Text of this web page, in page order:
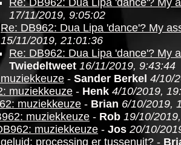
Re: DB962: Dua Lipa 'dance'? My
17/11/2019, 9:05:02
Re: DB962: Dua Lipa 'dance'? My
15/11/2019, 21:01:36
Re: DB962: Dua Lipa 'dance'? My
Twiedeltweet 16/11/2019, 9:43:44
- Sander Berkel 4/10/
muziekkeuze - Henk 4/10/2019,
muziekkeuze - Brian 6/10/2019,
muziekkeuze - Rob 19/10/
muziekkeuze - Jos 20/10/
processing er tussenuit? -